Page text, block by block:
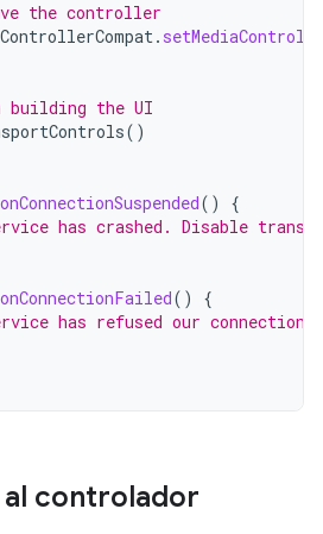
the controller
.
the UI
()
onConnectionSuspended()
{
has crashed. Disable
onConnectionFailed()
{
has refused our connection
controlador